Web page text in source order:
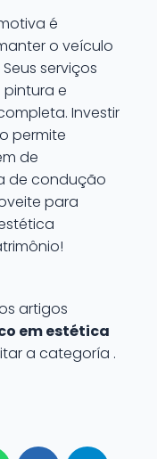
é
o veículo
serviços
e
Investir
permite
de
de condução
para
artigos
em estética
a categoría .